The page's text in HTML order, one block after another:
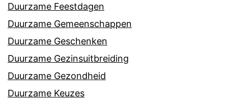
Duurzame Feestdagen
Duurzame Gemeenschappen
Duurzame Geschenken
Duurzame Gezinsuitbreiding
Duurzame Gezondheid
Duurzame Keuzes